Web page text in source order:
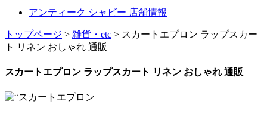
アンティーク シャビー 店舗情報
トップページ > 雑貨・etc > スカートエプロン ラップスカー
ト リネン おしゃれ 通販
スカートエプロン ラップスカート リネン おしゃれ 通販